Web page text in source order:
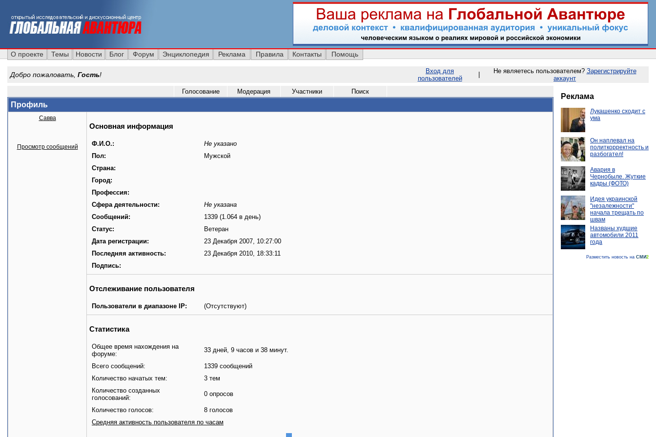
О проекте Темы Новости Блог Форум Энциклопедия Реклама Правила Контакты Помощь
Добро пожаловать, Гость!
Вход для
пользователей
Не являетесь пользователем? Зарегистрируйте
аккаунт
Голосование
Модерация Участники Поиск
Профиль
Савва
Просмотр сообщений
Основная информация
Ф.И.О.:
Не указано
Пол:
Мужской
Страна:
Город:
Профессия:
Сфера деятельности:
Не указана
Сообщений:
1339 (1.064 в день)
Статус:
Ветеран
Дата регистрации:
23 Декабря 2007, 10:27:00
Последняя активность:
23 Декабря 2010, 18:33:11
Подпись:
Отслеживание пользователя
Пользователи в диапазоне IP: (Отсутствуют)
Статистика
Общее время нахождения на
форуме:
33 дней, 9 часов и 38 минут.
Всего сообщений:
1339 сообщений
Количество начатых тем:
3 тем
Количество созданных
голосований:
0 опросов
Количество голосов:
8 голосов
Средняя активность пользователя по часам
Реклама
Лукашенко сходит с
ума
Он наплевал на
политкорректность и
разбогател!
Авария в
Чернобыле. Жуткие
кадры (ФОТО)
Идея украинской
"незалежности"
начала трещать по
швам
Названы худшие
автомобили 2011
года
Разместить новость на СМИ2